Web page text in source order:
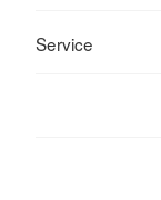
Service